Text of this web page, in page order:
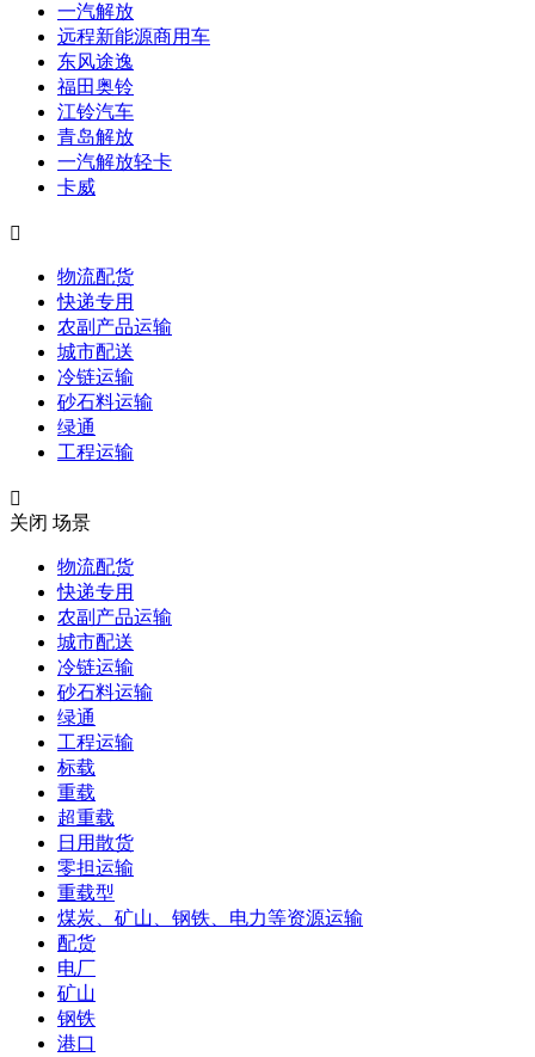
一汽解放
远程新能源商用车
东风途逸
福田奥铃
江铃汽车
青岛解放
一汽解放轻卡
卡威

物流配货
快递专用
农副产品运输
城市配送
冷链运输
砂石料运输
绿通
工程运输

关闭 场景
物流配货
快递专用
农副产品运输
城市配送
冷链运输
砂石料运输
绿通
工程运输
标载
重载
超重载
日用散货
零担运输
重载型
煤炭、矿山、钢铁、电力等资源运输
配货
电厂
矿山
钢铁
港口